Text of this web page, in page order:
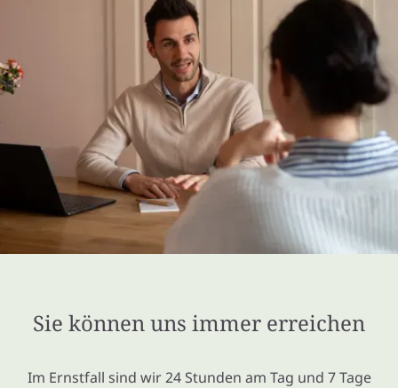
Sie können uns immer erreichen
Im Ernstfall sind wir 24 Stunden am Tag und 7 Tage